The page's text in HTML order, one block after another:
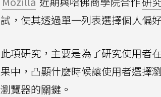
試，使其透過單一列表選擇個人偏
此項研究，主要是為了研究使用者
果中，凸顯什麼時候讓使用者選擇
瀏覽器的關鍵。